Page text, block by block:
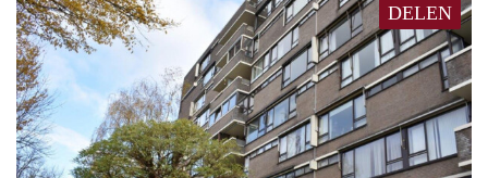
DELEN